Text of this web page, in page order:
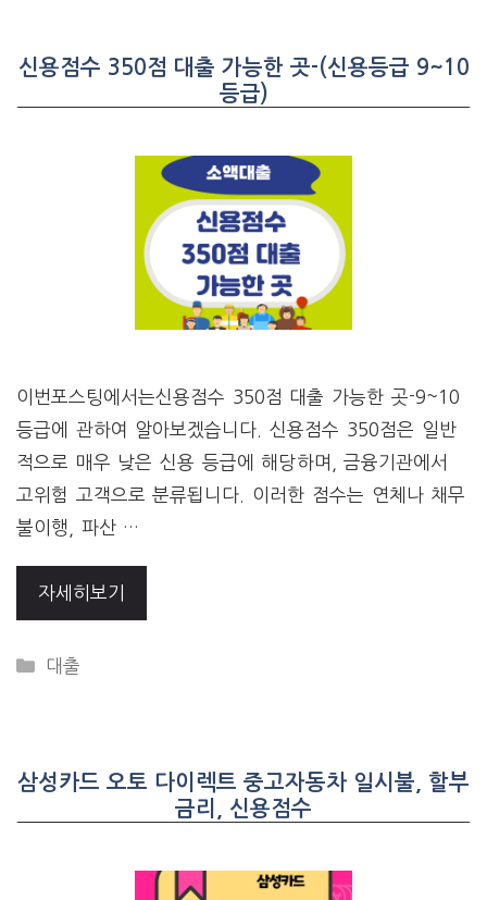
신용점수 350점 대출 가능한 곳-(신용등급 9~10
등급)
이번포스팅에서는신용점수 350점 대출 가능한 곳-9~10
등급에 관하여 알아보겠습니다. 신용점수 350점은 일반
적으로 매우 낮은 신용 등급에 해당하며, 금융기관에서
고위험 고객으로 분류됩니다. 이러한 점수는 연체나 채무
불이행, 파산 …
자세히보기
CATEGORIES
대출
삼성카드 오토 다이렉트 중고자동차 일시불, 할부
금리, 신용점수